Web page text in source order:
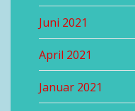
Juni 2021
April 2021
Januar 2021